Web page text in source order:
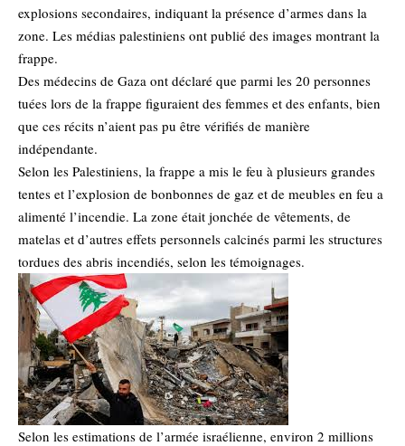
explosions secondaires, indiquant la présence d’armes dans la
zone. Les médias palestiniens ont publié des images montrant la
frappe.
Des médecins de Gaza ont déclaré que parmi les 20 personnes
tuées lors de la frappe figuraient des femmes et des enfants, bien
que ces récits n’aient pas pu être vérifiés de manière
indépendante.
Selon les Palestiniens, la frappe a mis le feu à plusieurs grandes
tentes et l’explosion de bonbonnes de gaz et de meubles en feu a
alimenté l’incendie. La zone était jonchée de vêtements, de
matelas et d’autres effets personnels calcinés parmi les structures
tordues des abris incendiés, selon les témoignages.
Selon les estimations de l’armée israélienne, environ 2 millions